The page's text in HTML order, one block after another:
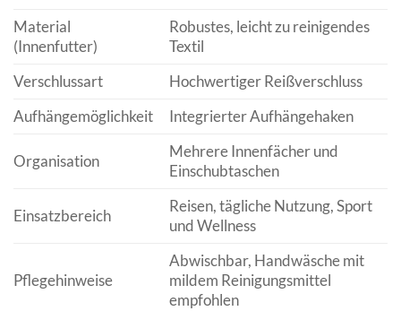
Material
(Innenfutter)
Robustes, leicht zu reinigendes
Textil
Verschlussart
Hochwertiger Reißverschluss
Aufhängemöglichkeit
Integrierter Aufhängehaken
Organisation
Mehrere Innenfächer und
Einschubtaschen
Einsatzbereich
Reisen, tägliche Nutzung, Sport
und Wellness
Pflegehinweise
Abwischbar, Handwäsche mit
mildem Reinigungsmittel
empfohlen